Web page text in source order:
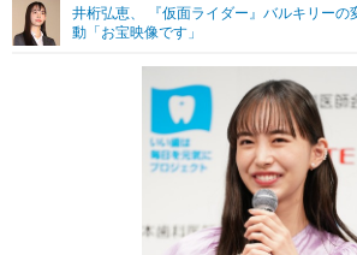
ショッピング
井桁弘恵、 『仮面ライダー』バルキリー
動「お宝映像です」